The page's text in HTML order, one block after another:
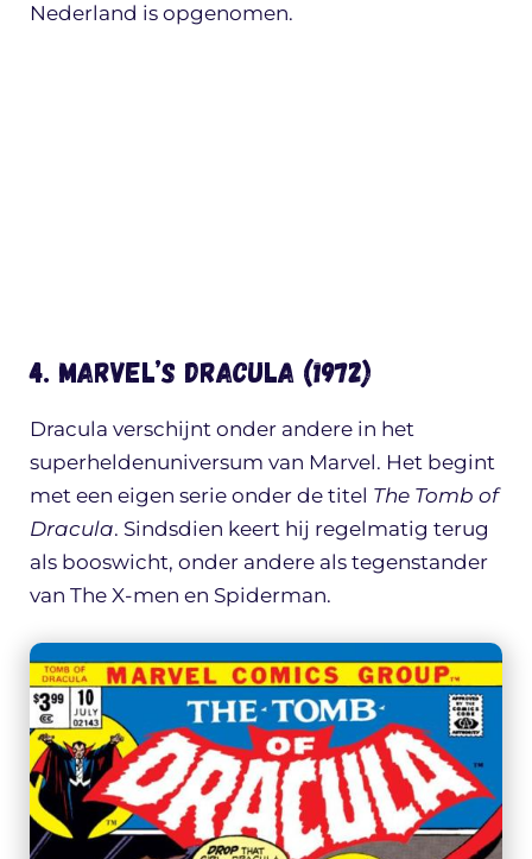
Nederland is opgenomen.
4. Marvel’s Dracula (1972)
Dracula verschijnt onder andere in het
superheldenuniversum van Marvel. Het begint
met een eigen serie onder de titel The Tomb of
Dracula. Sindsdien keert hij regelmatig terug
als booswicht, onder andere als tegenstander
van The X-men en Spiderman.